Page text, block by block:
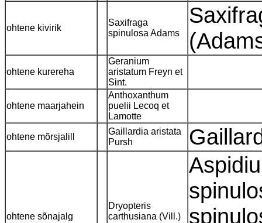
ohtene kivirik
Saxifraga
spinulosa Adams
ohtene kurereha
Geranium
aristatum Freyn et
Sint.
ohtene maarjahein
Anthoxanthum
puelii Lecoq et
Lamotte
ohtene mõrsjalill
Gaillardia aristata
Pursh
ohtene sõnajalg
Dryopteris
carthusiana (Vill.)